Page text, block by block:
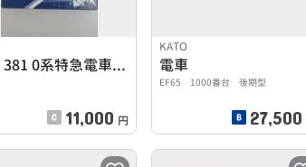
国鉄 381 0系特急電車 7両基本セット
11,000 円
KATO
電車
EF65 1000番台 後期型
27,500